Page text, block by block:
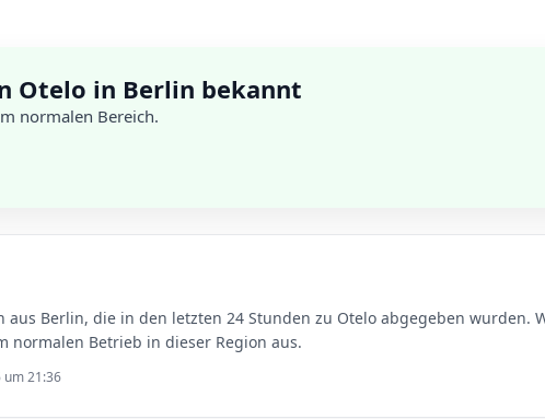
Otelo in Berlin bekannt
normalen Bereich.
Berlin, die in den letzten 24 Stunden zu Otelo abgegeben wurden.
normalen Betrieb in dieser Region aus.
um 21:36